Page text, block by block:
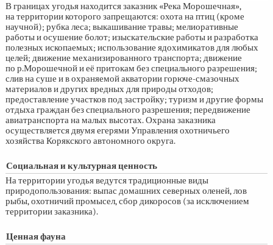
В границах угодья находится заказник «Река Морошечная»,
на территории которого запрещаются: охота на птиц (кроме
научной); рубка леса; выкашивание травы; мелиоративные
работы и осушение болот; изыскательские работы и разработка
полезных ископаемых; использование ядохимикатов для любых
целей; движение механизированного транспорта; движение
по р.Морошечной и её притокам без специального разрешения;
слив на суше и в охраняемой акватории горюче-смазочных
материалов и других вредных для природы отходов;
предоставление участков под застройку; туризм и другие формы
отдыха граждан без специального разрешения; передвижение
авиатранспорта на малых высотах. Охрана заказника
осуществляется двумя егерями Управления охотничьего
хозяйства Корякского автономного округа.
Социальная и культурная ценность
На территории угодья ведутся традиционные виды
природопользования: выпас домашних северных оленей, лов
рыбы, охотничий промысел, сбор дикоросов (за исключением
территории заказника).
Ценная фауна